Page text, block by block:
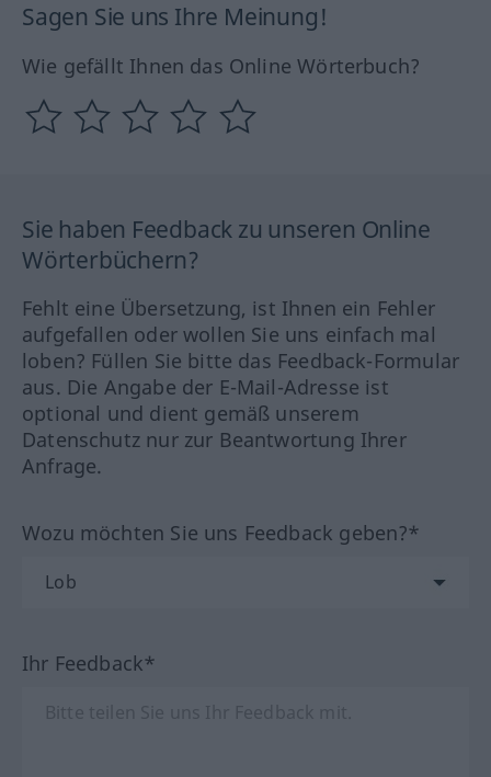
Sagen Sie uns Ihre Meinung!
Wie gefällt Ihnen das Online Wörterbuch?
Sie haben Feedback zu unseren Online
Wörterbüchern?
Fehlt eine Übersetzung, ist Ihnen ein Fehler
aufgefallen oder wollen Sie uns einfach mal
loben? Füllen Sie bitte das Feedback-Formular
aus. Die Angabe der E-Mail-Adresse ist
optional und dient gemäß unserem
Datenschutz nur zur Beantwortung Ihrer
Anfrage.
Wozu möchten Sie uns Feedback geben?*
Ihr Feedback*